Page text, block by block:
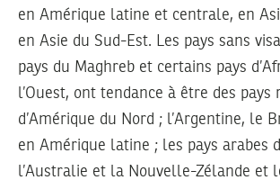
en Amérique latine et centrale, en
en Asie du Sud-Est. Les pays sans
pays du Maghreb et certains pays
l’Ouest, ont tendance à être des pays
d’Amérique du Nord ; l’Argentine, le
en Amérique latine ; les pays arabes
l’Australie et la Nouvelle-Zélande et